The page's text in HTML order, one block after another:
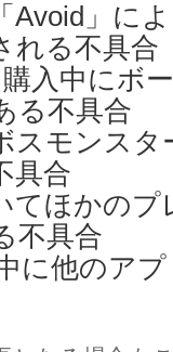
Avoid」に
れる不具合
入中にボ
る不具合
スモンスタ
具合
てほかのプ
不具合
に他のア